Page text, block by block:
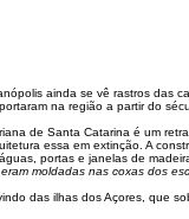
ainda se vê rastros das
na região a partir do
de Santa Catarina é um
essa em extinção. A
portas e janelas de
moldadas nas coxas dos
das ilhas dos Açores, que